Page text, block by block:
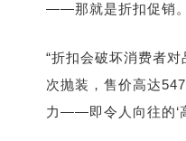
——那就是折扣促销。
“折扣会破坏消费者
次抛装，售价高达
力——即令人向往的‘